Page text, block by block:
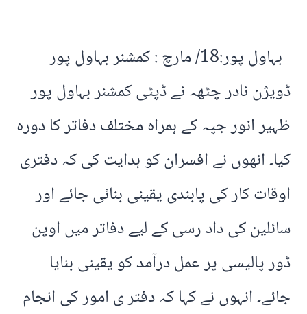
بہاول پور:18/ مارچ : کمشنر بہاول پور
ڈویژن نادر چٹھہ نے ڈپٹی کمشنر بہاول پور
ظہیر انور جپہ کے ہمراہ مختلف دفاتر کا دورہ
کیا۔ انھوں نے افسران کو ہدایت کی کہ دفتری
اوقات کار کی پابندی یقینی بنائی جائے اور
سائلین کی داد رسی کے لیے دفاتر میں اوپن
ڈور پالیسی پر عمل درآمد کو یقینی بنایا
جائے۔ انہوں نے کہا کہ دفتر ی امور کی انجام